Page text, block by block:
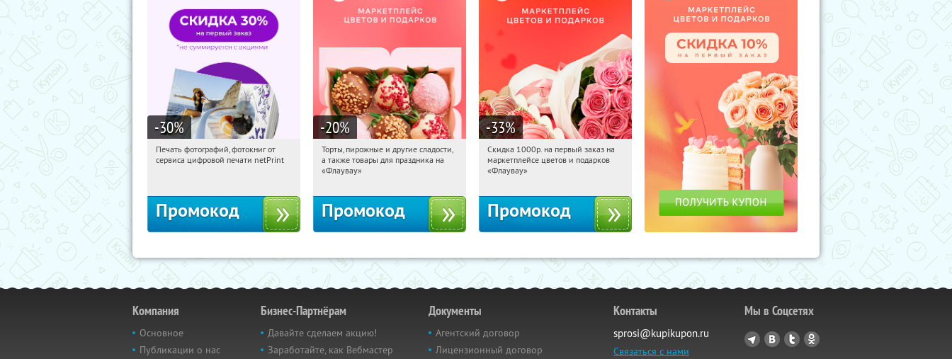
-30%
04:28:59 Получили:
Печать фотографий, фотокниг от
сервиса цифровой печати netPrint
Промокод
-20%
04:28:59 Получили:
Россия
Торты, пирожные и другие сладости,
а также товары для праздника на
«Флаувау»
Промокод
-33%
04:28:59 Получили:
Россия
Скидка 1000р. на первый заказ на
маркетплейсе цветов и подарков
«Флаувау»
Промокод
Компания
Основное
Публикации о нас
Бизнес-Партнёрам
Давайте сделаем акцию!
Заработайте, как Вебмастер
Документы
Агентский договор
Лицензионный договор
Контакты
sprosi@kupikupon.ru
Связаться с нами
Мы в Соцсетях